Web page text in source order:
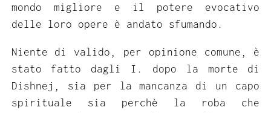
mondo migliore e il potere evocativo
delle loro opere è andato sfumando.
Niente di valido, per opinione comune, è
stato fatto dagli I. dopo la morte di
Dishnej, sia per la mancanza di un capo
spirituale sia perchè la roba che